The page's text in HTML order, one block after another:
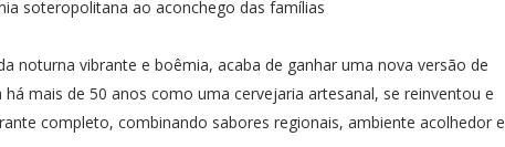
soteropolitana ao aconchego das famílias
noturna vibrante e boêmia, acaba de ganhar uma nova versão de
mais de 50 anos como uma cervejaria artesanal, se reinventou e
completo, combinando sabores regionais, ambiente acolhedor e